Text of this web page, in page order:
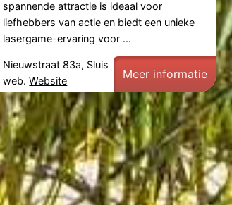
spannende attractie is ideaal voor
liefhebbers van actie en biedt een unieke
lasergame-ervaring voor ...
Nieuwstraat 83a, Sluis
web.Website Meer informatie